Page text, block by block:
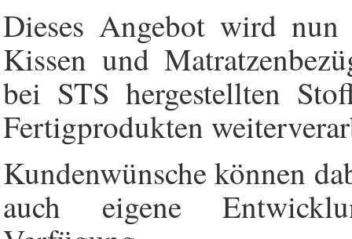
Dieses Angebot wird
Kissen und
bei STS hergestellten
Fertigprodukten
Kundenwünsche können
auch eigene